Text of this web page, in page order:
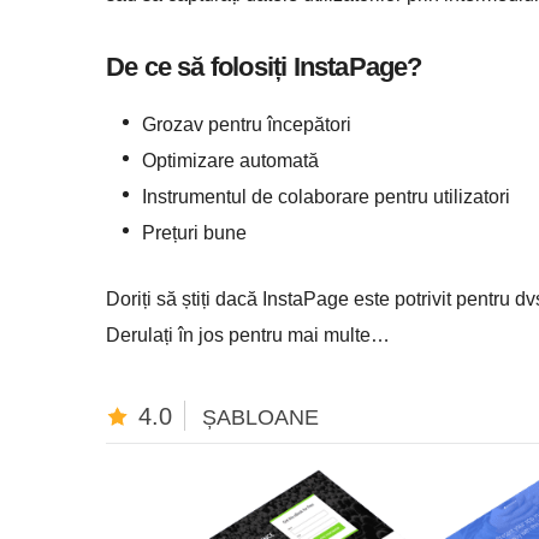
De ce să folosiți InstaPage?
Grozav pentru începători
Optimizare automată
Instrumentul de colaborare pentru utilizatori
Prețuri bune
Doriți să știți dacă InstaPage este potrivit pentru
Derulați în jos pentru mai multe…
4.0 ȘABLOANE